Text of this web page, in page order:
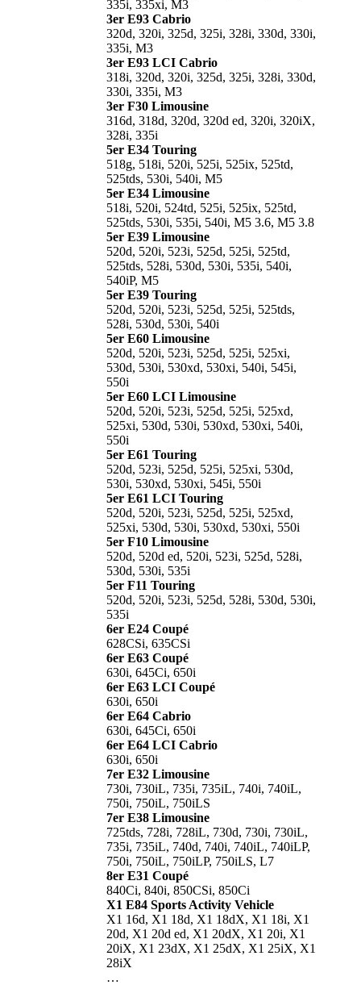
335i, 335xi, M3
3er E93 Cabrio
320d, 320i, 325d, 325i, 328i, 330d, 330i,
335i, M3
3er E93 LCI Cabrio
318i, 320d, 320i, 325d, 325i, 328i, 330d,
330i, 335i, M3
3er F30 Limousine
316d, 318d, 320d, 320d ed, 320i, 320iX,
328i, 335i
5er E34 Touring
518g, 518i, 520i, 525i, 525ix, 525td,
525tds, 530i, 540i, M5
5er E34 Limousine
518i, 520i, 524td, 525i, 525ix, 525td,
525tds, 530i, 535i, 540i, M5 3.6, M5 3.8
5er E39 Limousine
520d, 520i, 523i, 525d, 525i, 525td,
525tds, 528i, 530d, 530i, 535i, 540i,
540iP, M5
5er E39 Touring
520d, 520i, 523i, 525d, 525i, 525tds,
528i, 530d, 530i, 540i
5er E60 Limousine
520d, 520i, 523i, 525d, 525i, 525xi,
530d, 530i, 530xd, 530xi, 540i, 545i,
550i
5er E60 LCI Limousine
520d, 520i, 523i, 525d, 525i, 525xd,
525xi, 530d, 530i, 530xd, 530xi, 540i,
550i
5er E61 Touring
520d, 523i, 525d, 525i, 525xi, 530d,
530i, 530xd, 530xi, 545i, 550i
5er E61 LCI Touring
520d, 520i, 523i, 525d, 525i, 525xd,
525xi, 530d, 530i, 530xd, 530xi, 550i
5er F10 Limousine
520d, 520d ed, 520i, 523i, 525d, 528i,
530d, 530i, 535i
5er F11 Touring
520d, 520i, 523i, 525d, 528i, 530d, 530i,
535i
6er E24 Coupé
628CSi, 635CSi
6er E63 Coupé
630i, 645Ci, 650i
6er E63 LCI Coupé
630i, 650i
6er E64 Cabrio
630i, 645Ci, 650i
6er E64 LCI Cabrio
630i, 650i
7er E32 Limousine
730i, 730iL, 735i, 735iL, 740i, 740iL,
750i, 750iL, 750iLS
7er E38 Limousine
725tds, 728i, 728iL, 730d, 730i, 730iL,
735i, 735iL, 740d, 740i, 740iL, 740iLP,
750i, 750iL, 750iLP, 750iLS, L7
8er E31 Coupé
840Ci, 840i, 850CSi, 850Ci
X1 E84 Sports Activity Vehicle
X1 16d, X1 18d, X1 18dX, X1 18i, X1
20d, X1 20d ed, X1 20dX, X1 20i, X1
20iX, X1 23dX, X1 25dX, X1 25iX, X1
28iX
…